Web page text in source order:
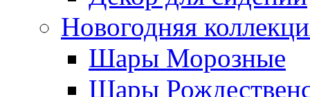
Новогодняя
Шары Морозные
Шары